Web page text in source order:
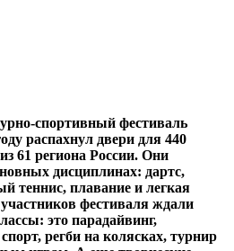
­спортивный фестиваль
распахнул двери для 440
61 региона России. Они
дисциплинах: дартс,
теннис, плавание и легкая
фестиваля ждали
это парадайвинг,
регби на колясках, турнир